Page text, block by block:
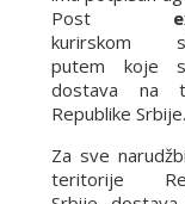
Post
kurirskom
putem koje
dostava na
Republike Srbije.
Za sve
teritorije